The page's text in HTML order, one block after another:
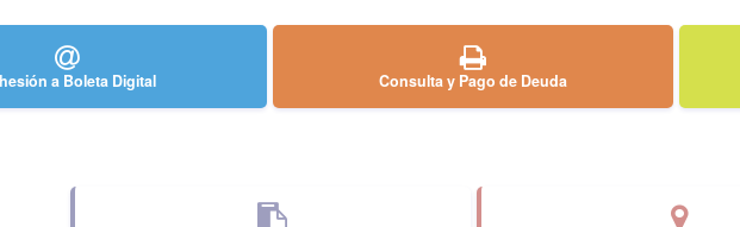
a Boleta Digital Consulta y Pago de Deuda